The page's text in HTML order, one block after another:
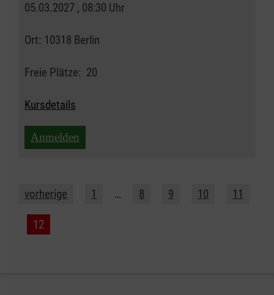
05.03.2027 , 08:30 Uhr
Ort: 10318 Berlin
Freie Plätze: 20
Kursdetails
Anmelden
vorherige 1 … 8 9 10 11
12